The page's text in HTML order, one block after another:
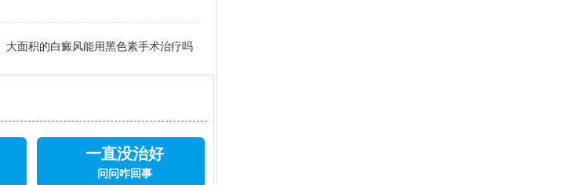
大面积的白癜风能用黑色素手术治疗吗
一直没治好
问问咋回事